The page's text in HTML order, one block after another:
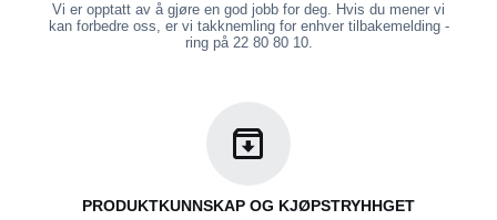
Vi er opptatt av å gjøre en god jobb for deg. Hvis du mener vi
kan forbedre oss, er vi takknemling for enhver tilbakemelding -
ring på 22 80 80 10.
PRODUKTKUNNSKAP OG KJØPSTRYHHGET